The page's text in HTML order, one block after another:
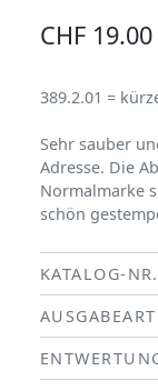
CHF 19.00
389.2.01 =
Sehr sauber
Adresse. Die
Normalmarke
schön
KATALOG-
AUSGABEART